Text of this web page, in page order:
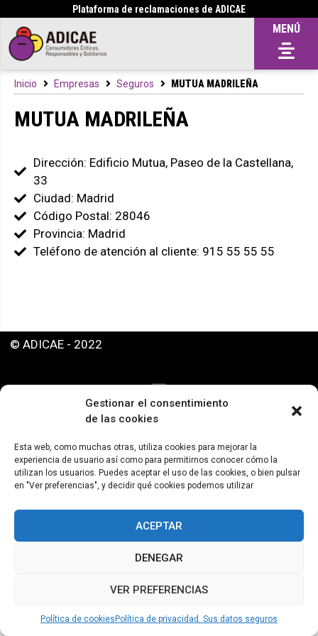
Gestionar el consentimiento
de las cookies
Esta web, como muchas otras, utiliza cookies para mejorar la
experiencia de usuario así como para permitirnos conocer cómo la
utilizan los usuarios. Puedes aceptar el uso de las cookies, o bien pulsar
en "Ver preferencias", y decidir qué cookies podemos utilizar
ACEPTAR
DENEGAR
VER PREFERENCIAS
Política de cookies Política de privacidad. Sus datos seguros
Plataforma de reclamaciones de ADICAE
MENÚ
Inicio Empresas Seguros MUTUA MADRILEÑA
MUTUA MADRILEÑA
Dirección: Edificio Mutua, Paseo de la Castellana,
33
Ciudad: Madrid
Código Postal: 28046
Provincia: Madrid
Teléfono de atención al cliente: 915 55 55 55
© ADICAE - 2022